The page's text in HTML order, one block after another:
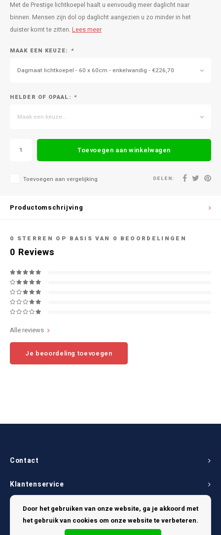
Met de Prestige lichtkoepel haalt u eenvoudig meer daglicht naar
binnen. Mensen zijn dol op daglicht aangezien u zo minder in het
duister komt te zitten. Lees meer
MAAK EEN KEUZE: *
Dagmaat lichtkoepel - 60 x 60cm - enkelwandig - €226,70
HELDER OF OPAAL: *
Maak een keuze...
Toevoegen aan winkelwagen
Toevoegen aan vergelijking DELEN:
Productomschrijving
0 STERREN OP BASIS VAN 0 BEOORDELINGEN
0 Reviews
Alle reviews
Je beoordeling toevoegen
Contact
Klantenservice
Mijn account
Door het gebruiken van onze website, ga je akkoord met
het gebruik van cookies om onze website te verbeteren.